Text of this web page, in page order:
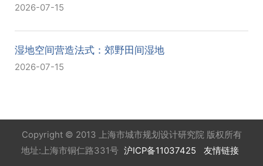
2026-07-15
湿地空间营造法式：郊野田间湿地
2026-07-15
Copyright © 2013 上海市城市规划设计研究院 版权所有
地址:上海市铜仁路331号 沪ICP备11037425 友情链接